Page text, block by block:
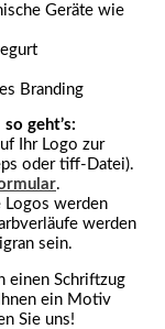
Geräte wie
Branding
geht’s:
Ihr Logo zur
oder tiff-Datei).
.
Logos werden
werden
sein.
einen Schriftzug
ein Motiv
Sie uns!